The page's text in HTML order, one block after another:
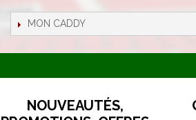
MON CADDY
NOUVEAUTÉS,